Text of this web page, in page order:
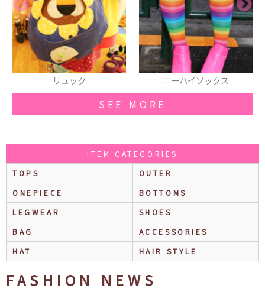
ニーハイソックス ヘアピン
SEE MORE
ITEM CATEGORIES
TOPS
OUTER
ONEPIECE
BOTTOMS
LEGWEAR
SHOES
BAG
ACCESSORIES
HAT
HAIR STYLE
FASHION NEWS